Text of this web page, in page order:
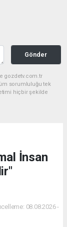
Gönder
gozdetv.com.tr
sorumluluğu tek
hiçbir şekilde
İnsan
08.08.2026 -